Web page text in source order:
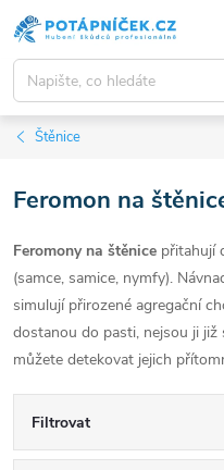
Přejít
na
obsah
Štěnice
Feromon na
Feromony na štěnice přitahují
(samce, samice, nymfy).
simulují přirozené agregační
dostanou do pasti, nejsou ji
můžete detekovat jejich
Filtrovat